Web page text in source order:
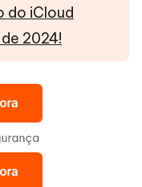
do iCloud
2024!